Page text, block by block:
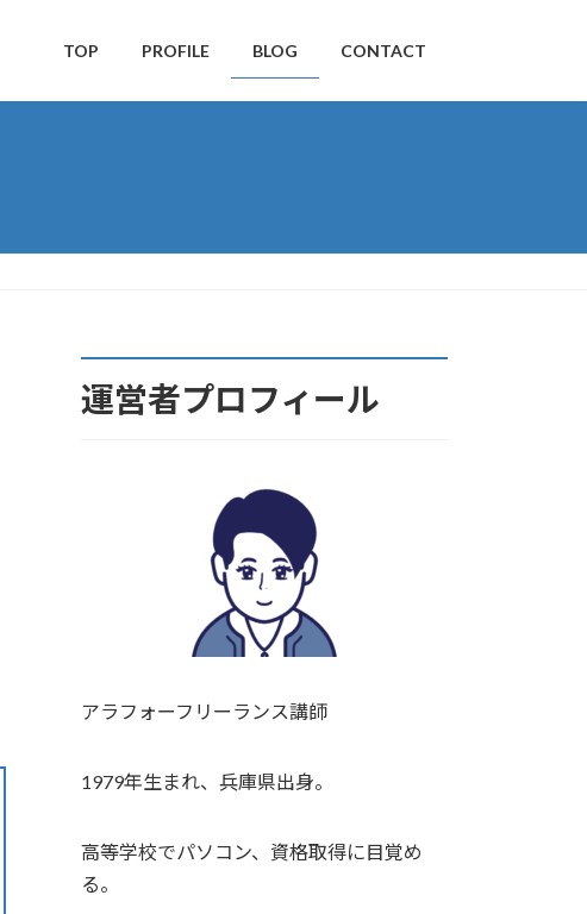
TOP PROFILE BLOG CONTACT
運営者プロフィール
アラフォーフリーランス講師
1979年生まれ、兵庫県出身。
高等学校でパソコン、資格取得に目覚め
る。